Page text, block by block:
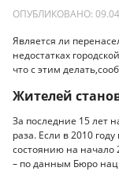
ОПУБЛИКОВАНО:
Является ли
недостатках
что с этим
Жителей
За последние 15 лет
раза. Если в 2010
состоянию на начало
– по данным Бюро